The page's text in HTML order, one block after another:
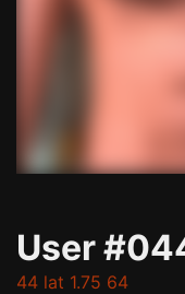
User
44 lat 1.75 64